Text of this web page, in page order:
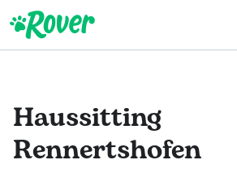
Haussitting
Rennertshofen